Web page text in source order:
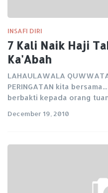
INSAFI DIRI
7 Kali Naik Haji
Ka'Abah
LAHAULAWALA
PERINGATAN kita
berbakti kepada orang
December 19, 2010